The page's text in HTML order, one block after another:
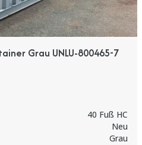
Grau UNLU-800465-7
40 Fuß HC
Neu
Grau